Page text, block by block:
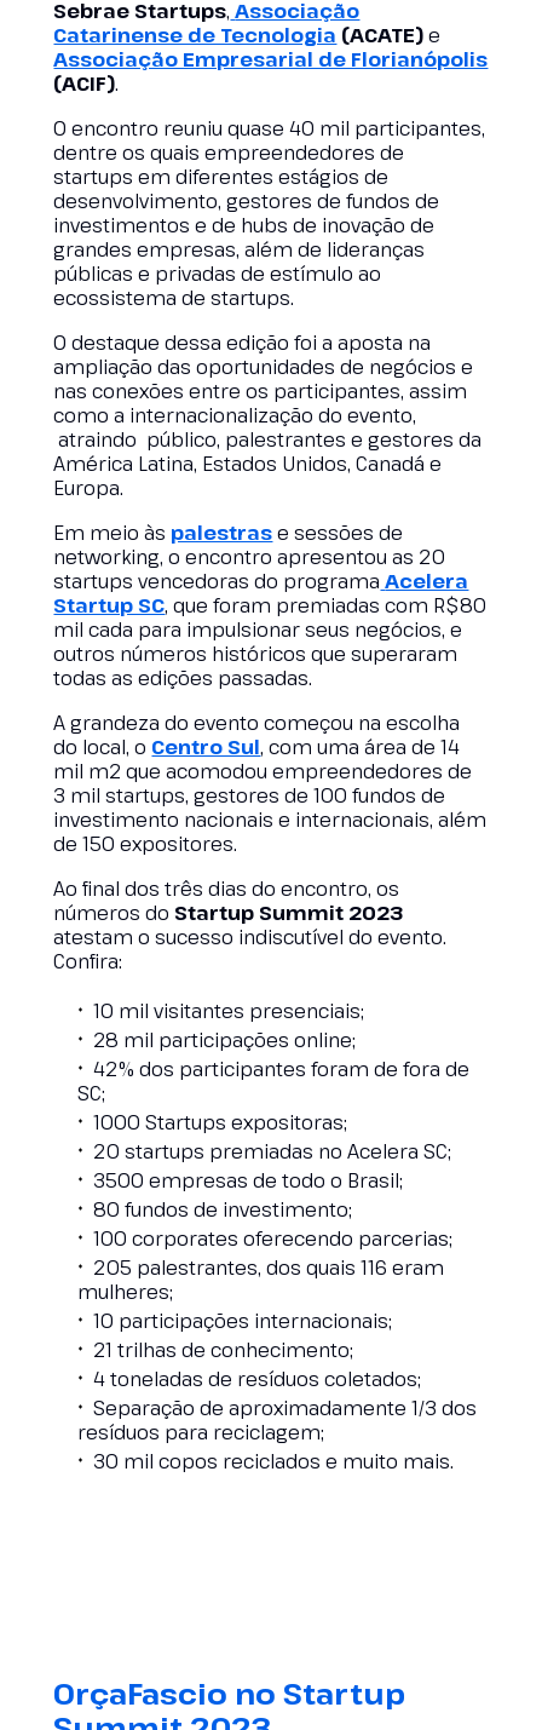
Sebrae Startups, Associação
Catarinense de Tecnologia (ACATE)e
Associação Empresarial de Florianópolis
(ACIF).
O encontro reuniu quase 40 mil participantes,
dentre os quais empreendedores de
startups em diferentes estágios de
desenvolvimento, gestores de fundos de
investimentos e de hubs de inovação de
grandes empresas, além de lideranças
públicas e privadas de estímulo ao
ecossistema de startups.
O destaque dessa edição foi a aposta na
ampliação das oportunidades de negócios e
nas conexões entre os participantes, assim
como a internacionalização do evento,
atraindo público, palestrantes e gestores da
América Latina, Estados Unidos, Canadá e
Europa.
Em meio às palestrase sessões de
networking, o encontro apresentou as 20
startups vencedoras do programa Acelera
Startup SC, que foram premiadas com R$80
mil cada para impulsionar seus negócios, e
outros números históricos que superaram
todas as edições passadas.
A grandeza do evento começou na escolha
do local, o Centro Sul, com uma área de 14
mil m2 que acomodou empreendedores de
3 mil startups, gestores de 100 fundos de
investimento nacionais e internacionais, além
de 150 expositores.
Ao final dos três dias do encontro, os
números do Startup Summit 2023
atestam o sucesso indiscutível do evento.
Confira:
10 mil visitantes presenciais;
28 mil participações online;
42% dos participantes foram de fora de
SC;
1000 Startups expositoras;
20 startups premiadas no Acelera SC;
3500 empresas de todo o Brasil;
80 fundos de investimento;
100 corporates oferecendo parcerias;
205 palestrantes, dos quais 116 eram
mulheres;
10 participações internacionais;
21 trilhas de conhecimento;
4 toneladas de resíduos coletados;
Separação de aproximadamente 1/3 dos
resíduos para reciclagem;
30 mil copos reciclados e muito mais.
OrçaFascio noStartup